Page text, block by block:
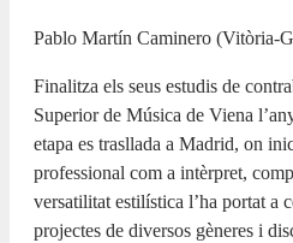
Pablo Martín Caminero (Vitòria-
Finalitza els seus estudis de
Superior de Música de Viena
etapa es trasllada a Madrid, on
professional com a intèrpret,
versatilitat estilística l’ha portat a
projectes de diversos gèneres i